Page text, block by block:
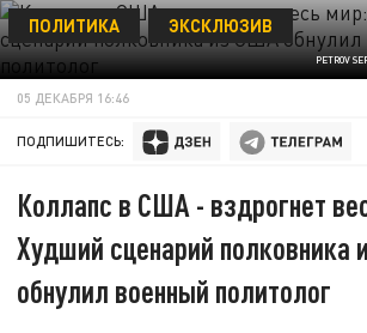
PETROV
ПОЛИТИКА ЭКСКЛЮЗИВ
05 ДЕКАБРЯ 16:46
ПОДПИШИТЕСЬ:
Коллапс в США - вздрогнет
Худший сценарий полковника
обнулил военный политолог